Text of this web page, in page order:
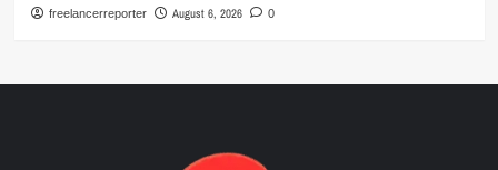
freelancerreporter August 6, 2026 0